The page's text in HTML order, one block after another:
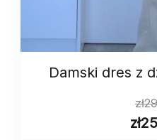
Damski dres z
zł
zł